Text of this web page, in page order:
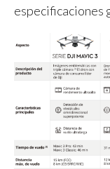
especificaciones